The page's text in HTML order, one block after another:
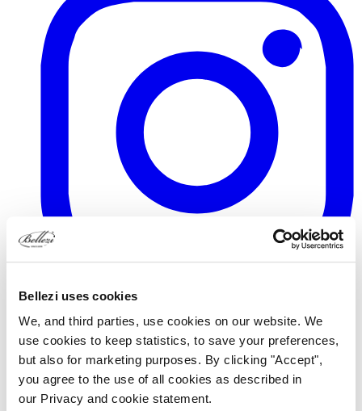
Bellezi uses cookies
We, and third parties, use cookies on our website. We
use cookies to keep statistics, to save your preferences,
but also for marketing purposes. By clicking "Accept",
you agree to the use of all cookies as described in
our Privacy and cookie statement.
TikTok